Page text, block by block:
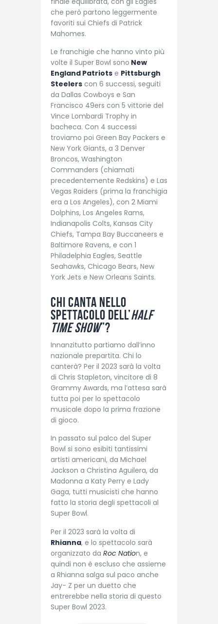
che però partono leggermente
favoriti sui Chiefs di Patrick
Mahomes.
Le franchigie che hanno vinto più
volte il Super Bowl sono New
England Patriots e Pittsburgh
Steelers con 6 successi, seguiti
da Dallas Cowboys e San
Francisco 49ers con 5 vittorie del
Vince Lombardi Trophy in
bacheca. Con 4 successi
troviamo poi Green Bay Packers e
New York Giants, a 3 Denver
Broncos, Washington
Commanders (chiamati
precedentemente Redskins) e Las
Vegas Raiders (prima la franchigia
era a Los Angeles), con 2 Miami
Dolphins, Los Angeles Rams,
Indianapolis Colts, Kansas City
Chiefs, Tampa Bay Buccaneers e
Baltimore Ravens, e con 1
Philadelphia Eagles, Seattle
Seahawks, Chicago Bears, New
York Jets e New Orleans Saints.
Chi canta nello
spettacolo dell’Half
Time Show”?
Innanzitutto partiamo dall’inno
nazionale prepartita. Chi lo
canterà? Per il 2023 sarà la volta
di Chris Stapleton, vincitore di 8
Grammy Awards, ma l’attesa sarà
tutta poi per lo spettacolo
musicale dopo la prima frazione
di gioco.
In passato sul palco del Super
Bowl si sono esibiti tantissimi
artisti americani, da Michael
Jackson a Christina Aguilera, da
Madonna a Katy Perry e Lady
Gaga, tutti musicisti che hanno
fatto la storia degli spettacoli al
Super Bowl.
Per il 2023 sarà la volta di
Rhianna, e lo spettacolo sarà
organizzato da Roc Nation, e
quindi non è escluso che assieme
a Rhianna salga sul paco anche
Jay- Z per un duetto che
entrerebbe nella storia di questo
Super Bowl 2023.